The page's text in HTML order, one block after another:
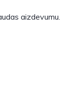
aizdevumu.